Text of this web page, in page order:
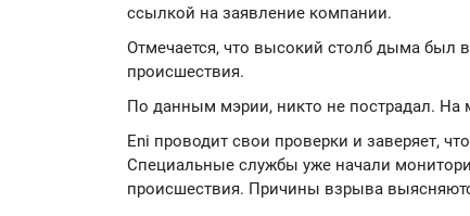
ссылкой на заявление компании.
Отмечается, что высокий столб дыма был
происшествия.
По данным мэрии, никто не пострадал. На
Eni проводит свои проверки и заверяет,
Специальные службы уже начали
происшествия. Причины взрыва